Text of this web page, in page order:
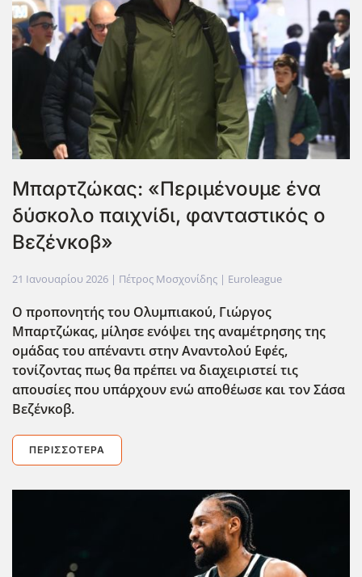
Μπαρτζώκας: «Περιμένουμε ένα
δύσκολο παιχνίδι, φανταστικός ο
Βεζένκοβ»
21 Ιανουαρίου 2026 | Πέτρος Μοσχονίδης | Euroleague
Ο προπονητής του Ολυμπιακού, Γιώργος
Μπαρτζώκας, μίλησε ενόψει της αναμέτρησης της
ομάδας του απέναντι στην Αναντολού Εφές,
τονίζοντας πως θα πρέπει να διαχειριστεί τις
απουσίες που υπάρχουν ενώ αποθέωσε και τον Σάσα
Βεζένκοβ.
ΠΕΡΙΣΣΌΤΕΡΑ